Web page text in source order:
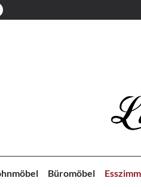
Büromöbel